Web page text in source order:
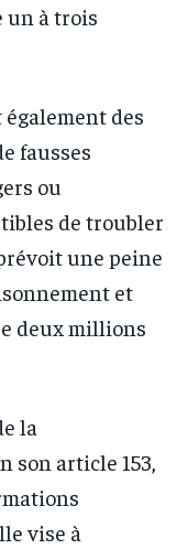
un à trois
des
fausses
ou
de troubler
une peine
et
deux millions
la
son article 153,
vise à